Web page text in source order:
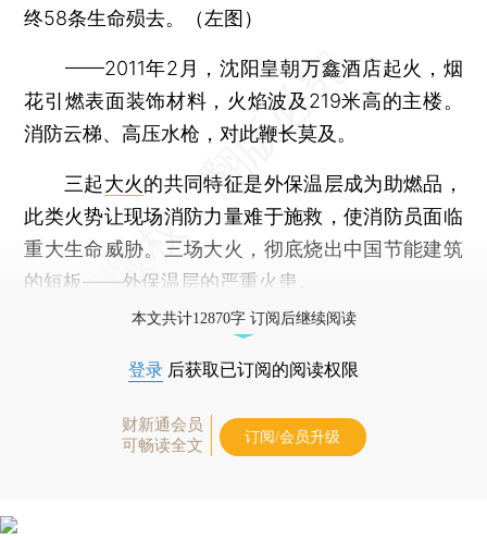
终58条生命殒去。（左图）
——2011年2月，沈阳皇朝万鑫酒店起火，烟
花引燃表面装饰材料，火焰波及219米高的主楼。
消防云梯、高压水枪，对此鞭长莫及。
三起大火的共同特征是外保温层成为助燃品，
此类火势让现场消防力量难于施救，使消防员面临
重大生命威胁。三场大火，彻底烧出中国节能建筑
的短板——外保温层的严重火患。
本文共计12870字 订阅后继续阅读
登录 后获取已订阅的阅读权限
财新通会员
可畅读全文
订阅/会员升级